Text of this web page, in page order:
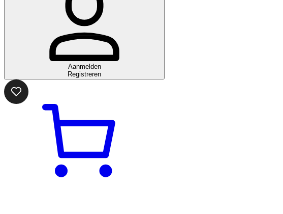
Aanmelden
Registreren